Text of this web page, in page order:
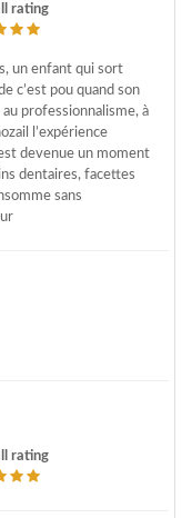
rating
un enfant qui sort
c’est pou quand son
professionnalisme, à
l’expérience
devenue un moment
dentaires, facettes
sans
rating